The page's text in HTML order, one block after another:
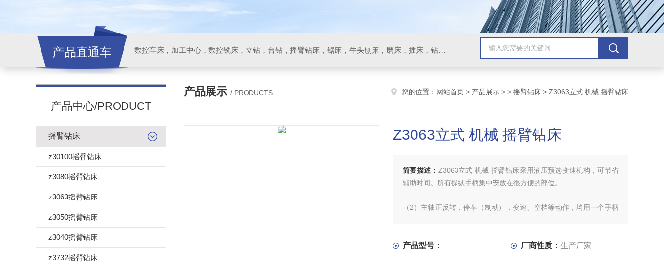
产品直通车 数控车床，加工中心，数控铣床，立钻，台钻，摇臂钻床，锯床，牛头刨床，磨床，插床，钻铣床，滚齿机
产品中心/PRODUCT
摇臂钻床
z30100摇臂钻床
z3080摇臂钻床
z3063摇臂钻床
z3050摇臂钻床
z3040摇臂钻床
z3732摇臂钻床
产品展示 / PRODUCTS 您的位置： 网站首页 > 产品展示 > > 摇臂钻床 > Z3063立式 机械 摇臂钻床
Z3063立式 机械 摇臂钻床
简要描述： Z3063立式 机械 摇臂钻床采用液压预选变速机构，可节省
辅助时间。所有操纵手柄集中安放在很方便的部位。
（2）主轴正反转，停车（制动），变速、空档等动作，均用一个手柄
（3）主轴箱、摇臂、内外柱采用液压驱动的菱形块夹紧机构，夹紧可
产品型号： 厂商性质： 生产厂家